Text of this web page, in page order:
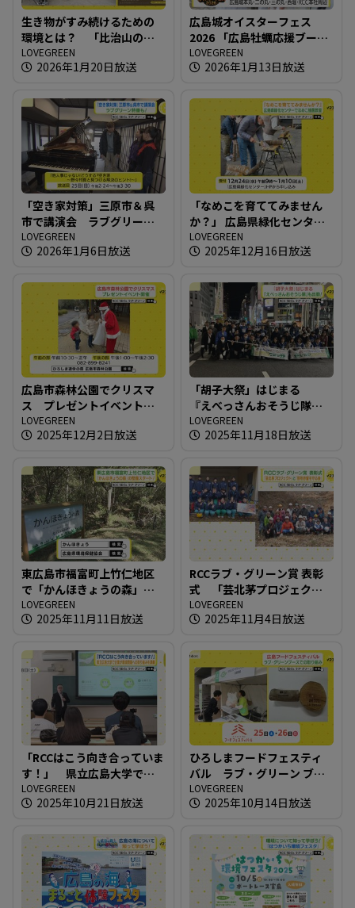
生き物がすみ続けるための
環境とは？ 「比治山の自
然たんけん！」開催
LOVEGREEN
2026年1月20日放送
広島城オイスターフェス
2026 「広島牡蠣応援ブー
ス」が登場
LOVEGREEN
2026年1月13日放送
「空き家対策」三原市＆呉
市で講演会 ラブグリーン
特番も！
LOVEGREEN
2026年1月6日放送
「なめこを育ててみません
か？」 広島県緑化センター
でなめこ植菌教室
LOVEGREEN
2025年12月16日放送
広島市森林公園でクリスマ
ス プレゼントイベント開
催
LOVEGREEN
2025年12月2日放送
「胡子大祭」はじまる
『えべっさんおそうじ隊』
も出動！
LOVEGREEN
2025年11月18日放送
東広島市福富町上竹仁地区
で「かんほきょうの森」の
整備スタート！
LOVEGREEN
2025年11月11日放送
RCCラブ・グリーン賞 表彰
式 「芸北茅プロジェク
ト」と「別所砂留を守る
会」
LOVEGREEN
2025年11月4日放送
「RCCはこう向き合っていま
す！」 県立広島大学で企
業が環境問題への取り組み
を講義
LOVEGREEN
2025年10月21日放送
ひろしまフードフェスティ
バル ラブ・グリーン ブー
スでの取り組み
LOVEGREEN
2025年10月14日放送